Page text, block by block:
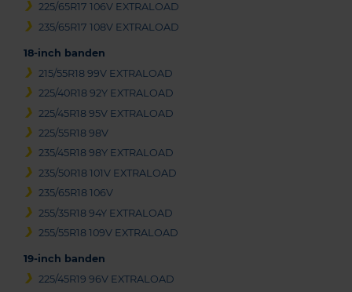
225/65R17 106V EXTRALOAD
235/65R17 108V EXTRALOAD
18-inch banden
215/55R18 99V EXTRALOAD
225/40R18 92Y EXTRALOAD
225/45R18 95V EXTRALOAD
225/55R18 98V
235/45R18 98Y EXTRALOAD
235/50R18 101V EXTRALOAD
235/65R18 106V
255/35R18 94Y EXTRALOAD
255/55R18 109V EXTRALOAD
19-inch banden
225/45R19 96V EXTRALOAD